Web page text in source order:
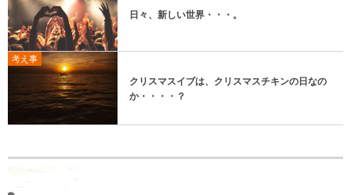
日々、新しい世界・・・。
考え事
クリスマスイブは、クリスマスチキンの日なの
か・・・・？